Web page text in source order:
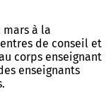
mars à la
de conseil et
corps enseignant
enseignants